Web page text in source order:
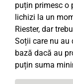
puțin primesc o
lichizi la un
Riester, dar
Soții care nu au
bază dacă au
puțin suma